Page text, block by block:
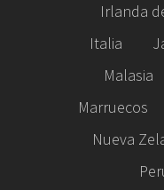
Irlanda
Italia
Malasia
Marruecos
Nueva